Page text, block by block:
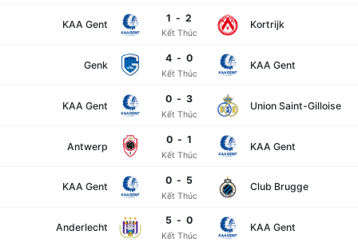
KAA Gent
Kết Thúc
1 - 2
Kortrijk
Genk
Kết Thúc
4 - 0
KAA Gent
KAA Gent
Kết Thúc
0 - 3
Union Saint-Gilloise
Antwerp
Kết Thúc
0 - 1
KAA Gent
KAA Gent
Kết Thúc
0 - 5
Club Brugge
Anderlecht
Kết Thúc
5 - 0
KAA Gent